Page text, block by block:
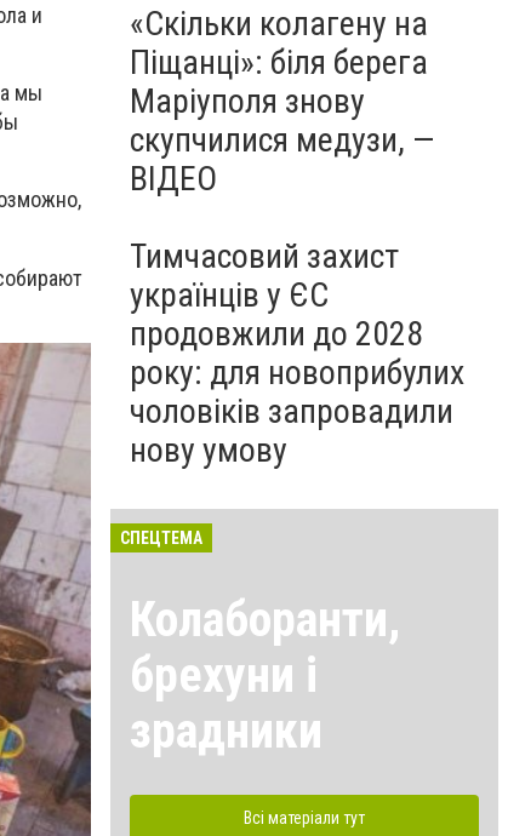
и
мы
«Скільки колагену на
Піщанці»: біля берега
Маріуполя знову
скупчилися медузи, —
ВІДЕО
Тимчасовий захист
українців у ЄС
продовжили до 2028
року: для новоприбулих
чоловіків запровадили
нову умову
СПЕЦТЕМА
Колаборанти,
брехуни і
зрадники
Всі матеріали тут